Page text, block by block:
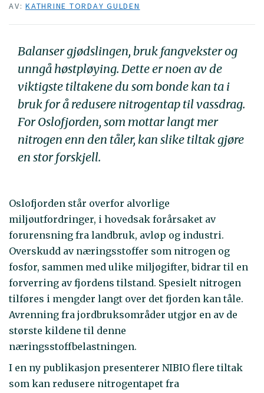
AV: KATHRINE TORDAY GULDEN
Balanser gjødslingen, bruk fangvekster og
unngå høstpløying. Dette er noen av de
viktigste tiltakene du som bonde kan ta i
bruk for å redusere nitrogentap til vassdrag.
For Oslofjorden, som mottar langt mer
nitrogen enn den tåler, kan slike tiltak gjøre
en stor forskjell.
Oslofjorden står overfor alvorlige
miljøutfordringer, i hovedsak forårsaket av
forurensning fra landbruk, avløp og industri.
Overskudd av næringsstoffer som nitrogen og
fosfor, sammen med ulike miljøgifter, bidrar til en
forverring av fjordens tilstand. Spesielt nitrogen
tilføres i mengder langt over det fjorden kan tåle.
Avrenning fra jordbruksområder utgjør en av de
største kildene til denne
næringsstoffbelastningen.
I en ny publikasjon presenterer NIBIO flere tiltak
som kan redusere nitrogentapet fra